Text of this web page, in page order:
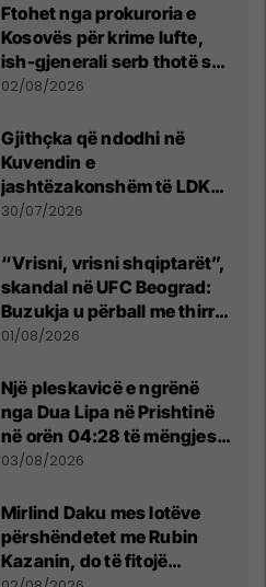
Ftohet nga prokuroria e
Kosovës për krime lufte,
ish-gjenerali serb thotë se
dikush e tradhtoi në
02/08/2026
Gjithçka që ndodhi në
Kuvendin e
jashtëzakonshëm të LDK-
së
30/07/2026
“Vrisni, vrisni shqiptarët”,
skandal në UFC Beograd:
Buzukja u përball me thirrje
anti-shqiptare nga
01/08/2026
Një pleskavicë e ngrënë
nga Dua Lipa në Prishtinë
në orën 04:28 të mëngjesit
- dhe bota digjitale serbe
03/08/2026
Mirlind Daku mes lotëve
përshëndetet me Rubin
Kazanin, do të fitojë